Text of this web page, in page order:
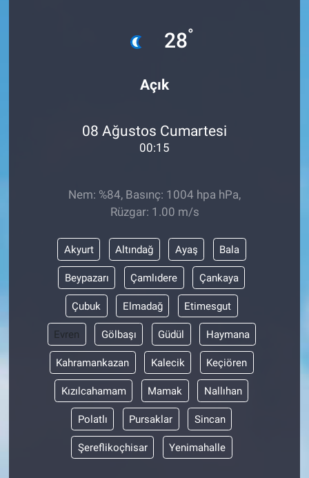
28°
Açık
08 Ağustos Cumartesi
00:15
Nem: %84, Basınç: 1004 hpa hPa,
Rüzgar: 1.00 m/s
Akyurt Altındağ Ayaş Bala
Beypazarı Çamlıdere Çankaya
Çubuk Elmadağ Etimesgut
Evren Gölbaşı Güdül Haymana
Kahramankazan Kalecik Keçiören
Kızılcahamam Mamak Nallıhan
Polatlı Pursaklar Sincan
Şereflikoçhisar Yenimahalle